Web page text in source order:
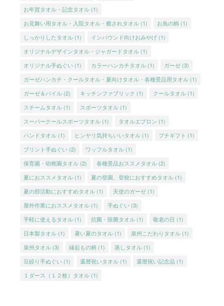
お年賀タオル・記念タオル(1)
お見舞い用タオル・入院タオル・癒されタオル(1) お魚の柄 (1)
しっかりしたタオル(1) インバウンド向けおみやげ(1)
オリジナルデザインタオル・ジャガードタオル(1)
オリジナル手ぬぐい(1) カラーハンカチタオル(1) ガーゼ(3)
ガーゼハンカチ・クールタオル・夏向けタオル・各種景品用タオル(1)
ガーゼ＆パイル(2) キッチンファブリック (1) クールタオル(1)
スチームタオル(1) スポーツタオル(1)
スーパークールスポーツタオル(1) タオルエプロン (1)
ハンドタオル(1) ヒンヤリ気持ちいいタオル(1) プチギフト (1)
プリント手ぬぐい(2) ワッフルタオル(1)
保育園・幼稚園タオル(2) 各種景品おススメタオル(2)
夏におススメタオル(1) 夏の登園、登校におすすめタオル(1)
夏の部活動におすすめタオル(1) 天使のガーゼ(1)
屋外作業におススメタオル(1) 手ぬぐい(3)
手軽に使えるタオル(1) 抗菌・除菌タオル(1) 敬老の日 (1)
日本製タオル(1) 暑い夏のタオル(1) 泉州こだわりタオル(1)
泉州タオル(3) 縁起もの柄 (1) 蒸しタオル(1)
豆絞り手ぬぐい(1) 還暦祝いタオル(1) 還暦祝い記念品(1)
１ダース（１２枚）タオル(1)